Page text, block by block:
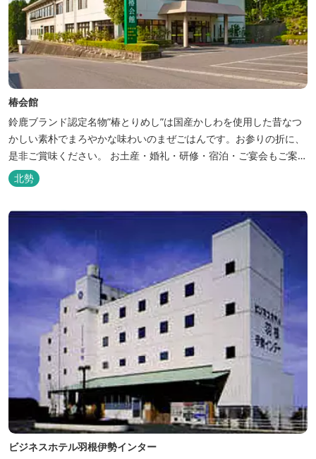
椿会館
鈴鹿ブランド認定名物”椿とりめし”は国産かしわを使用した昔なつ
かしい素朴でまろやかな味わいのまぜごはんです。お参りの折に、
是非ご賞味ください。 お土産・婚礼・研修・宿泊・ご宴会もご案内
しております。
北勢
ビジネスホテル羽根伊勢インター